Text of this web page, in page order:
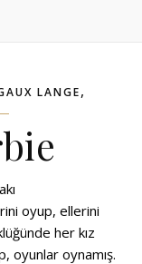
LANGE,
oyup, ellerini
her kız
oyunlar oynamış.